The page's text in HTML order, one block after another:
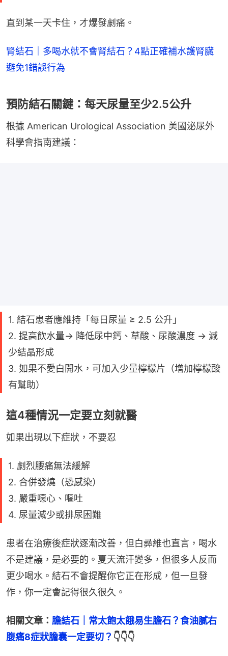
直到某一天卡住，才爆發劇痛。
腎結石｜多喝水就不會腎結石？4點正確補水護腎臟
避免1錯誤行為
預防結石關鍵：每天尿量至少2.5公升
根據 American Urological Association 美國泌尿外
科學會指南建議：
1. 結石患者應維持「每日尿量 ≥ 2.5 公升」
2. 提高飲水量→ 降低尿中鈣、草酸、尿酸濃度 → 減
少結晶形成
3. 如果不愛白開水，可加入少量檸檬片（增加檸檬酸
有幫助）
這4種情況一定要立刻就醫
如果出現以下症狀，不要忍
1. 劇烈腰痛無法緩解
2. 合併發燒（恐感染）
3. 嚴重噁心、嘔吐
4. 尿量減少或排尿困難
患者在治療後症狀逐漸改善，但白彞維也直言，喝水
不是建議，是必要的。夏天流汗變多，但很多人反而
更少喝水。結石不會提醒你它正在形成，但一旦發
作，你一定會記得很久很久。
相關文章： 膽結石｜常太飽太餓易生膽石？食油膩右
腹痛8症狀膽囊一定要切？ 👇👇👇